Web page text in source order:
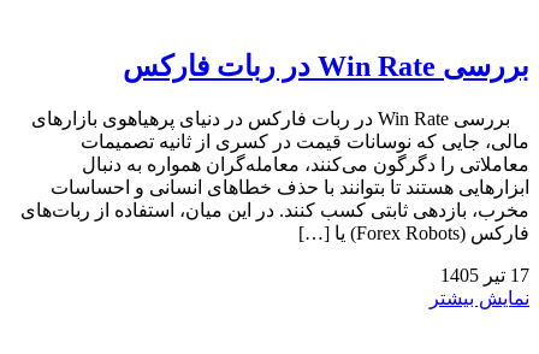
بررسی Win Rate در ربات فارکس
بررسی Win Rate در ربات فارکس در دنیای پرهیاهوی بازارهای
مالی، جایی که نوسانات قیمت در کسری از ثانیه تصمیمات
معاملاتی را دگرگون می‌کنند، معامله‌گران همواره به دنبال
ابزارهایی هستند تا بتوانند با حذف خطاهای انسانی و احساسات
مخرب، بازدهی ثابتی کسب کنند. در این میان، استفاده از ربات‌های
فارکس (Forex Robots) یا […]
17 تیر 1405
نمایش بیشتر